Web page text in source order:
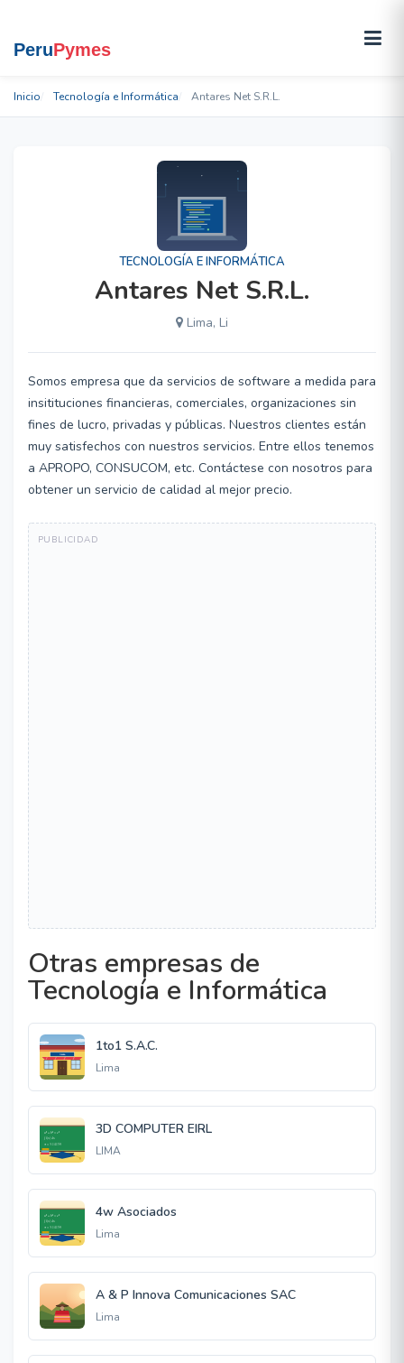
Inicio Tecnología e Informática Antares Net S.R.L.
TECNOLOGÍA E INFORMÁTICA
Antares Net S.R.L.
Lima, Li
Somos empresa que da servicios de software a medida para
insitituciones financieras, comerciales, organizaciones sin
fines de lucro, privadas y públicas. Nuestros clientes están
muy satisfechos con nuestros servicios. Entre ellos tenemos
a APROPO, CONSUCOM, etc. Contáctese con nosotros para
obtener un servicio de calidad al mejor precio.
Otras empresas de
Tecnología e Informática
1to1 S.A.C.
Lima
3D COMPUTER EIRL
LIMA
4w Asociados
Lima
A & P Innova Comunicaciones SAC
Lima